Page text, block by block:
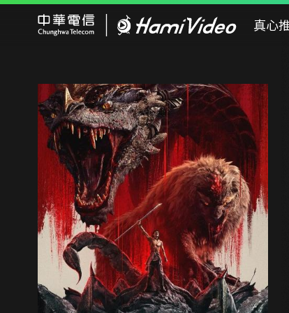
真心